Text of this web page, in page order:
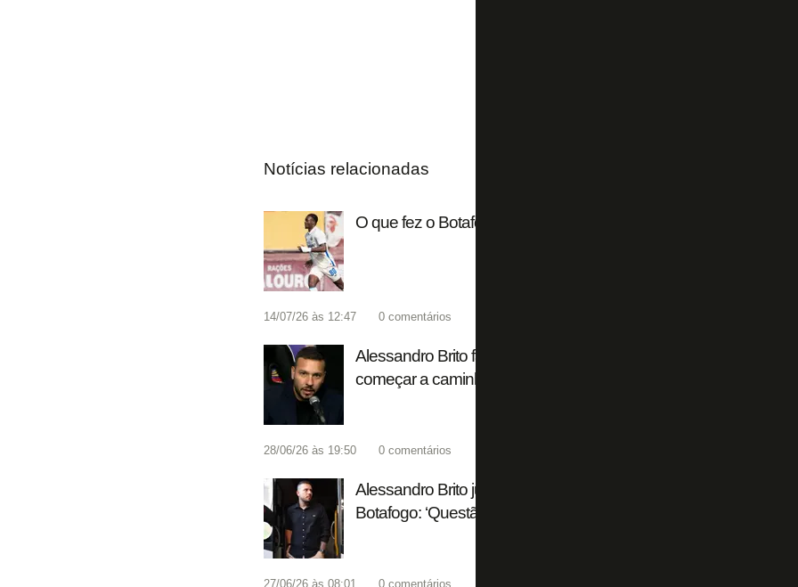
Notícias relacionadas
O que fez o Botafogo investir na chegada de Domingos
14/07/26 às 12:47 0 comentários
Alessandro Brito fala sobre transfer bans e mudanças no
começar a caminhar com suas próprias pernas'
28/06/26 às 19:50 0 comentários
Alessandro Brito justifica saídas de Marlon Freitas, Savarino e
Botafogo: ‘Questão de sobrevivência’
27/06/26 às 08:01 0 comentários